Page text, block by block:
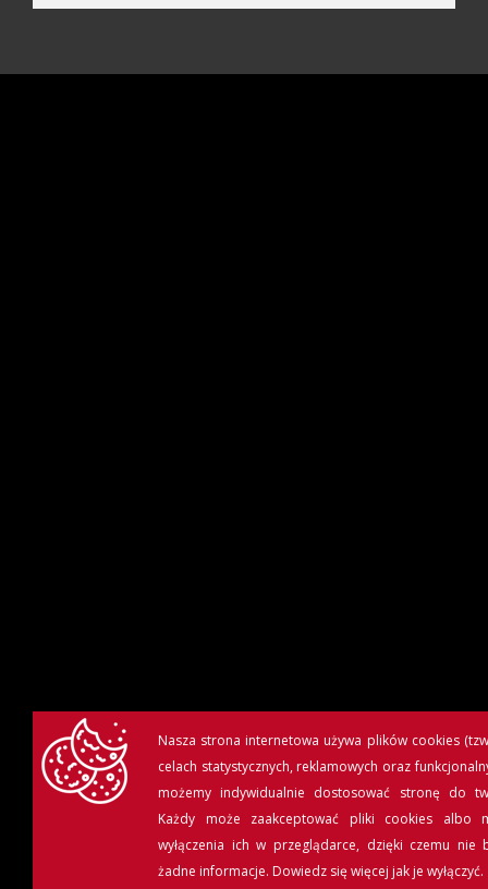
Nasza strona internetowa używa plików cookies
celach statystycznych, reklamowych oraz
możemy indywidualnie dostosować stronę do
Każdy może zaakceptować pliki cookies albo
wyłączenia ich w przeglądarce, dzięki czemu nie
żadne informacje. Dowiedz się więcej jak je wyłączyć.